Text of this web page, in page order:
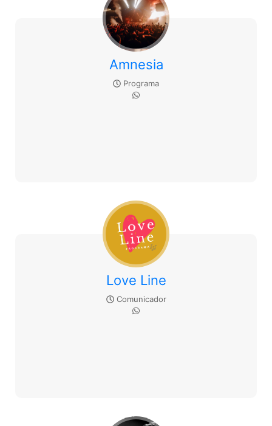
Amnesia
Programa
Love Line
Comunicador